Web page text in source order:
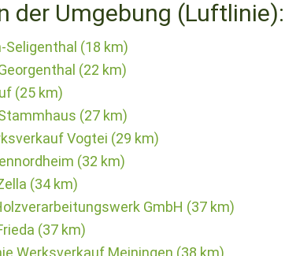
der Umgebung (Luftlinie):
Seligenthal (18 km)
(22 km)
(25 km)
(27 km)
Vogtei (29 km)
(32 km)
(34 km)
GmbH (37 km)
(37 km)
Werksverkauf Meiningen (38 km)